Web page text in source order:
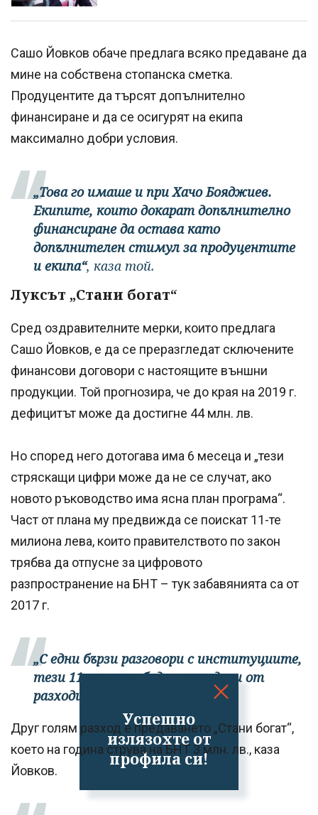
Успешно
излязохте от
профила си!
Сашо Йовков обаче предлага всяко предаване да
мине на собствена стопанска сметка.
Продуцентите да търсят допълнително
финансиране и да се осигурят на екипа
максимално добри условия.
„Това го имаше и при Хачо Бояджиев.
Екипите, които докарат допълнително
финансиране да остава като
допълнителен стимул за продуцентите
и екипа“, каза той.
Луксът „Стани богат“
Сред оздравителните мерки, които предлага
Сашо Йовков, е да се преразгледат сключените
финансови договори с настоящите външни
продукции. Той прогнозира, че до края на 2019 г.
дефицитът може да достигне 44 млн. лв.
Но според него дотогава има 6 месеца и „тези
стряскащи цифри може да не се случат, ако
новото ръководство има ясна план програма“.
Част от плана му предвижда се поискат 11-те
милиона лева, които правителството по закон
трябва да отпусне за цифровото
разпространение на БНТ – тук забавянията са от
2017 г.
„С едни бързи разговори с институциите,
тези 11 млн. ще бъдат извадени от
разходите“
Друг голям разход е предаването „Стани богат“,
което на година струва на БНТ 3 млн. лв., каза
Йовков.